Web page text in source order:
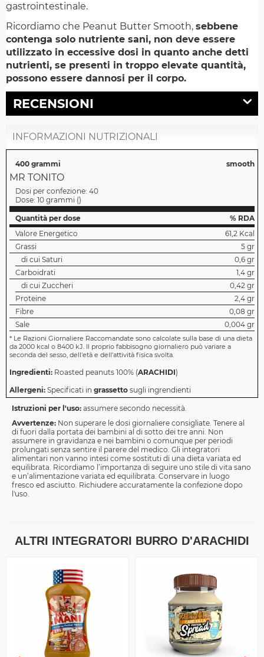
gastrointestinale.
Ricordiamo che Peanut Butter Smooth, sebbene
contenga solo nutriente sani, non deve essere
utilizzato in eccessive dosi in quanto anche detti
nutrienti, se presenti in troppo elevate quantità,
possono essere dannosi per il corpo.
RECENSIONI
INFORMAZIONI NUTRIZIONALI
400 grammi smooth
MR TONITO
Dosi per confezione: 40
Dose: 10 grammi ()
Quantità per dose
% RDA
Valore Energetico
61,2 Kcal
Grassi
5 gr
di cui Saturi
0,6 gr
Carboidrati
1,4 gr
di cui Zuccheri
0,42 gr
Proteine
2,4 gr
Fibre
0,08 gr
Sale
0,004 gr
* Le Razioni Giornaliere Raccomandate sono calcolate sulla base di una dieta
da 2000 kcal o 8400 kJ. Il proprio fabbisogno giornaliero può variare a
seconda del sesso, dell'età e dell'attività fisica svolta.
Ingredienti: Roasted peanuts 100% (ARACHIDI)
Allergeni: Specificati in grassetto sugli ingrendienti
Istruzioni per l'uso: assumere secondo necessità.
Avvertenze: Non superare le dosi giornaliere consigliate. Tenere al
di fuori dalla portata dei bambini al di sotto dei tre anni. Non
assumere in gravidanza e nei bambini o comunque per periodi
prolungati senza sentire il parere del medico. Gli integratori
alimentari non vanno intesi come sostituti di una dieta variata ed
equilibrata. Ricordiamo l’importanza di seguire uno stile di vita sano
e un’alimentazione variata ed equilibrata. Conservare in luogo
fresco ed asciutto. Richiudere accuratamente la confezione dopo
l'uso.
ALTRI INTEGRATORI BURRO D'ARACHIDI